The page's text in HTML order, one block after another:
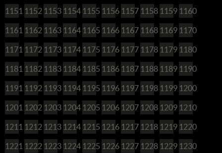
1151 1152 1153 1154 1155 1156 1157 1158 1159 1160
1161 1162 1163 1164 1165 1166 1167 1168 1169 1170
1171 1172 1173 1174 1175 1176 1177 1178 1179 1180
1181 1182 1183 1184 1185 1186 1187 1188 1189 1190
1191 1192 1193 1194 1195 1196 1197 1198 1199 1200
1201 1202 1203 1204 1205 1206 1207 1208 1209 1210
1211 1212 1213 1214 1215 1216 1217 1218 1219 1220
1221 1222 1223 1224 1225 1226 1227 1228 1229 1230